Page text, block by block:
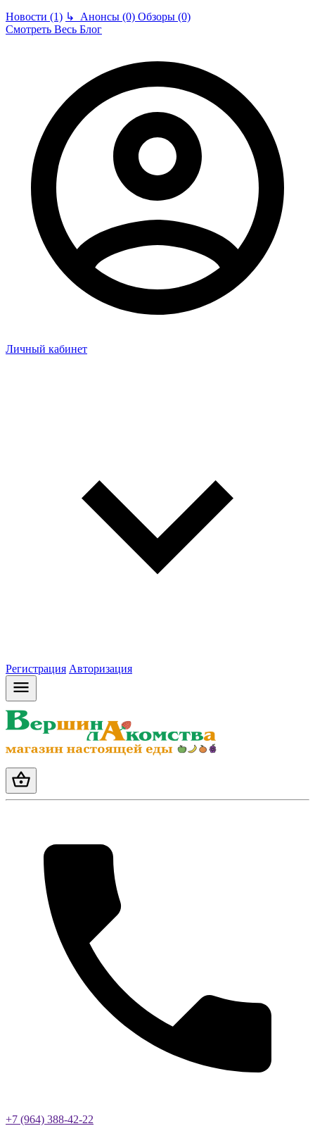
Новости (1) ↳ Анонсы (0) Обзоры (0)
Смотреть Весь Блог
Личный кабинет
Регистрация Авторизация
+7 (964) 388-42-22